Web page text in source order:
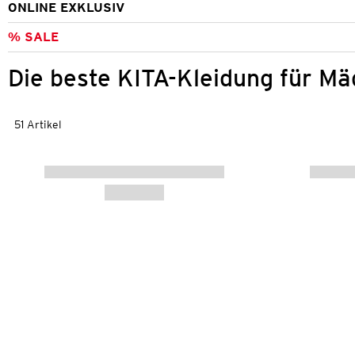
ONLINE EXKLUSIV
% SALE
Die beste KITA-Kleidung für
51 Artikel